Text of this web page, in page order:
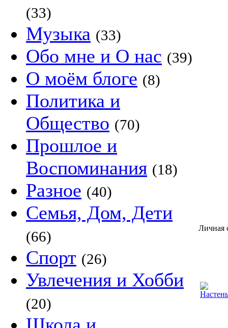
(33)
Музыка (33)
Обо мне и О нас (39)
О моём блоге (8)
Политика и
Общество (70)
Прошлое и
Воспоминания (18)
Разное (40)
Семья, Дом, Дети
(66)
Спорт (26)
Увлечения и Хобби
(20)
Личная